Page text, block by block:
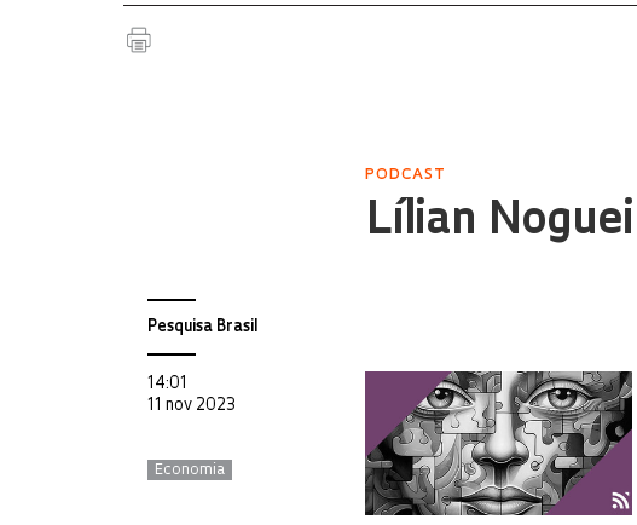
PODCAST
Lílian
Pesquisa Brasil
14:01
11 nov 2023
Economia